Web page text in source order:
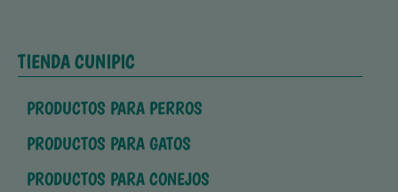
TIENDA CUNIPIC
PRODUCTOS PARA PERROS
PRODUCTOS PARA GATOS
PRODUCTOS PARA CONEJOS